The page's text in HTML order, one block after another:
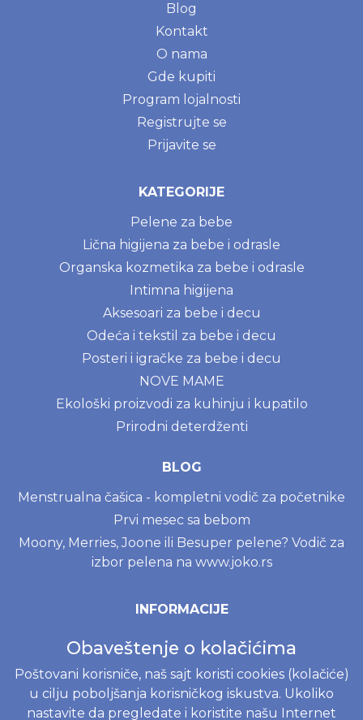
Blog
Kontakt
O nama
Gde kupiti
Program lojalnosti
Registrujte se
Prijavite se
KATEGORIJE
Pelene za bebe
Lična higijena za bebe i odrasle
Organska kozmetika za bebe i odrasle
Intimna higijena
Aksesoari za bebe i decu
Odeća i tekstil za bebe i decu
Posteri i igračke za bebe i decu
NOVE MAME
Ekološki proizvodi za kuhinju i kupatilo
Prirodni deterdženti
BLOG
Menstrualna čašica - kompletni vodič za početnike
Prvi mesec sa bebom
Moony, Merries, Joone ili Besuper pelene? Vodič za
izbor pelena na www.joko.rs
INFORMACIJE
Politika o kolačićima
Uslovi korišćenja
Politika privatnosti
Naručivanje i dostava
Obaveštenje o kolačićima
Poštovani korisniče, naš sajt koristi cookies (kolačiće)
u cilju poboljšanja korisničkog iskustva. Ukoliko
nastavite da pregledate i koristite našu Internet